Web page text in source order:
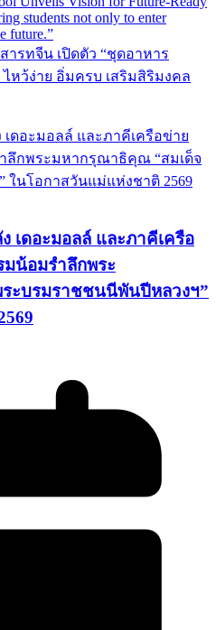
students not only to enter
future.”
รทจีน เปิดตัว “ชุดอาหาร
ไหว้ง่าย อิ่มครบ เสริมสิริมงคล
เดอะมอลล์ และภาคีเครือ
น้อมรำลึกพระ
ะบรมราชชนนีพันปีหลวงฯ”